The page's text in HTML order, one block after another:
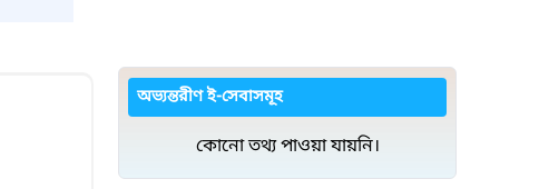
অভ্যন্তরীণ ই-সেবাসমূহ
কোনো তথ্য পাওয়া যায়নি।